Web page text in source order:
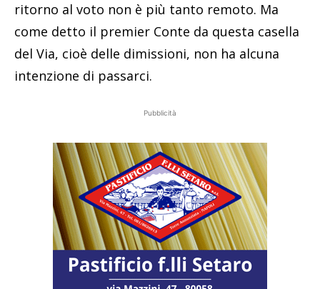
ritorno al voto non è più tanto remoto. Ma
come detto il premier Conte da questa casella
del Via, cioè delle dimissioni, non ha alcuna
intenzione di passarci.
Pubblicità